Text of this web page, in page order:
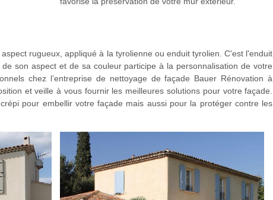
rugueux, appliqué à la tyrolienne ou enduit tyrolien. C'est l'enduit
son aspect et de sa couleur participe à la personnalisation de votre
chez l’entreprise de nettoyage de façade Bauer Rénovation à
et veille à vous fournir les meilleures solutions pour votre façade.
pour embellir votre façade mais aussi pour la protéger contre les